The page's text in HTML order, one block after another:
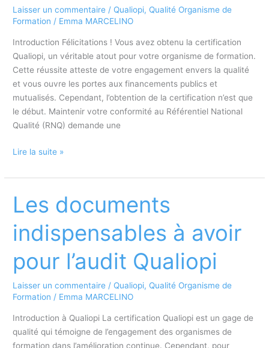
Laisser un commentaire / Qualiopi, Qualité Organisme de
Formation / Emma MARCELINO
Introduction Félicitations ! Vous avez obtenu la certification
Qualiopi, un véritable atout pour votre organisme de formation.
Cette réussite atteste de votre engagement envers la qualité
et vous ouvre les portes aux financements publics et
mutualisés. Cependant, l’obtention de la certification n’est que
le début. Maintenir votre conformité au Référentiel National
Qualité (RNQ) demande une
Les
post-
Qualiopi
maintenir
conformité
Lire la suite »
Les documents
indispensables à avoir
pour l’audit Qualiopi
Laisser un commentaire / Qualiopi, Qualité Organisme de
Formation / Emma MARCELINO
Introduction à Qualiopi La certification Qualiopi est un gage de
qualité qui témoigne de l’engagement des organismes de
formation dans l’amélioration continue. Cependant, pour